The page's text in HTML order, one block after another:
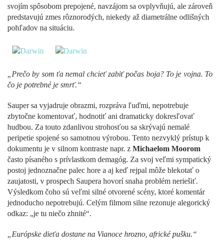
svojím spôsobom prepojené, navzájom sa ovplyvňujú, ale zároveň
predstavujú zmes rôznorodých, niekedy až diametrálne odlišných
pohľadov na situáciu.
„Prečo by som ťa nemal chcieť zabiť počas boja? To je vojna. To
čo je potrebné je smrť.“
Sauper sa vyjadruje obrazmi, rozpráva ľuďmi, nepotrebuje
zbytočne komentovať, hodnotiť ani dramaticky dokresľovať
hudbou. Za touto zdanlivou strohosťou sa skrývajú nemalé
peripetie spojené so samotnou výrobou. Tento nezvyklý prístup k
dokumentu je v silnom kontraste napr. z Michaelom Moorom
často písaného s prívlastkom demagóg. Za svoj veľmi sympatický
postoj jednoznačne palec hore a aj keď rejpal môže blekotať o
zaujatosti, v prospech Saupera hovorí snaha problém neriešiť.
Výsledkom čoho sú veľmi silné otvorené scény, ktoré komentár
jednoducho nepotrebujú. Celým filmom silne rezonuje alegorický
odkaz: „je tu niečo zhnité“.
„Európske dieťa dostane na Vianoce hrozno, africké pušku.“